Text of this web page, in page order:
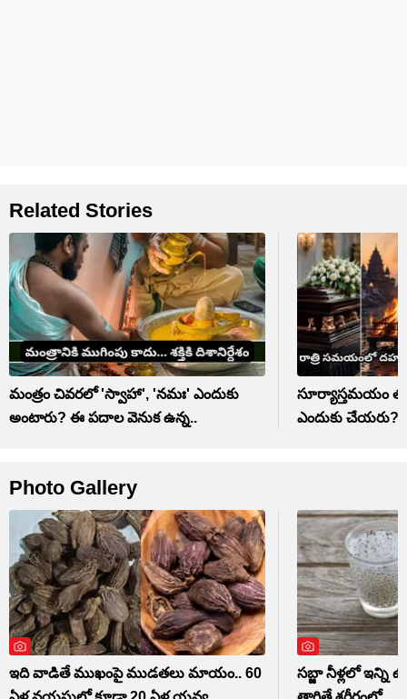
Related Stories
మంత్రం చివరలో 'స్వాహా', 'నమః' ఎందుకు
అంటారు? ఈ పదాల వెనుక ఉన్న..
సూర్యాస్తమయం
ఎందుకు చేయరు?
Photo Gallery
ఇది వాడితే ముఖంపై ముడతలు మాయం.. 60
సబ్జా నీళ్లలో ఇన్ని